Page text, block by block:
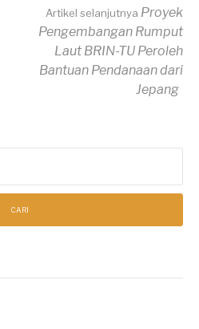
Artikel selanjutnya Proyek
Pengembangan Rumput
Laut BRIN-TU Peroleh
Bantuan Pendanaan dari
Jepang